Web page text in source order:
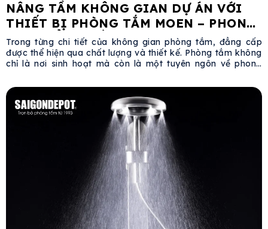
NÂNG TẦM KHÔNG GIAN DỰ ÁN VỚI
THIẾT BỊ PHÒNG TẮM MOEN – PHONG
CÁCH ĐẲNG CẤP TỪ MỸ
Trong từng chi tiết của không gian phòng tắm, đẳng cấp
được thể hiện qua chất lượng và thiết kế. Phòng tắm không
chỉ là nơi sinh hoạt mà còn là một tuyên ngôn về phong
chọn thiết bị vệ sinh đóng vai